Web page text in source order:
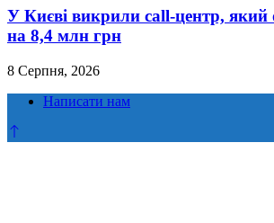
У Києві викрили call-центр, який
на 8,4 млн грн
8 Серпня, 2026
Написати нам
Прокрутка
до